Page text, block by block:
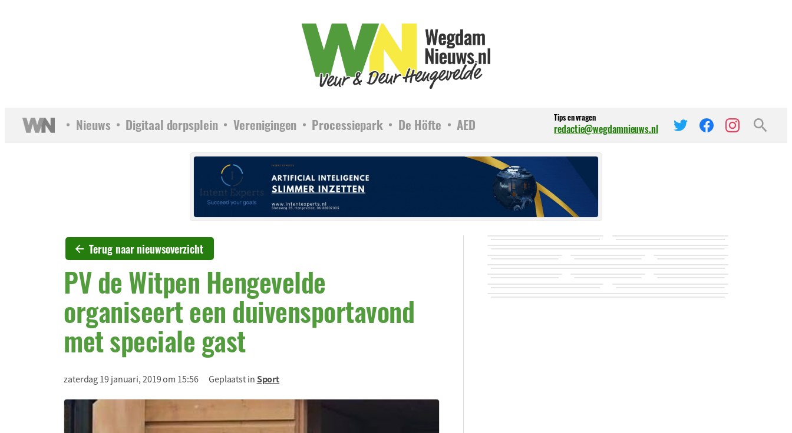
Nieuws Digitaal dorpsplein Verenigingen Processiepark De Höfte AED Tips en vragen
redactie@wegdamnieuws.nl
Terug naar nieuwsoverzicht
PV de Witpen Hengevelde
organiseert een duivensportavond
met speciale gast
zaterdag 19 januari, 2019 om 15:56 Geplaatst inSport